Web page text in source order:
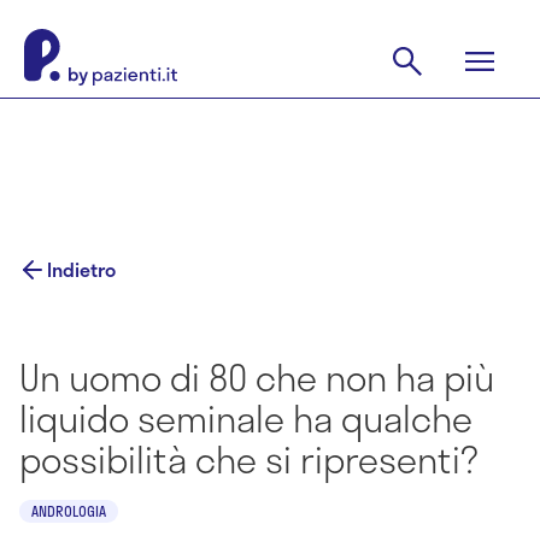
Indietro
Un uomo di 80 che non ha più
liquido seminale ha qualche
possibilità che si ripresenti?
ANDROLOGIA